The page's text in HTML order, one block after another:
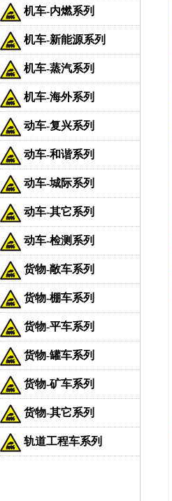
机车-内燃系列
机车-新能源系列
机车-蒸汽系列
机车-海外系列
动车-复兴系列
动车-和谐系列
动车-城际系列
动车-其它系列
动车-检测系列
货物-敞车系列
货物-棚车系列
货物-平车系列
货物-罐车系列
货物-矿车系列
货物-其它系列
轨道工程车系列